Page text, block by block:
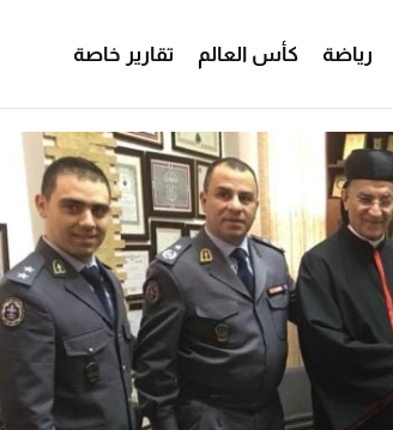
رياضة كأس العالم تقارير خاصة